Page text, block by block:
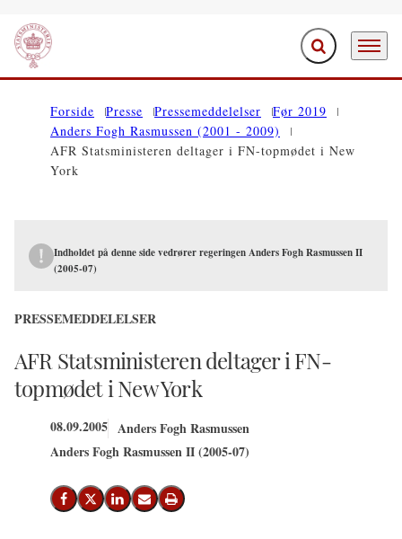
Gå til forsiden Fold søgefelt ud
Menu
Forside Presse Pressemeddelelser
Før 2019
Anders Fogh Rasmussen (2001 - 2009)
AFR Statsministeren deltager i FN-topmødet i New
York
Indholdet på denne side vedrører regeringen Anders Fogh Rasmussen II
(2005-07)
PRESSEMEDDELELSER
AFR Statsministeren deltager i FN-
topmødet i New York
08.09.2005 Anders Fogh Rasmussen
Anders Fogh Rasmussen II (2005-07)
Del på Facebook
Del på X (Twitter)
Del på LinkedIn
Send email
Print